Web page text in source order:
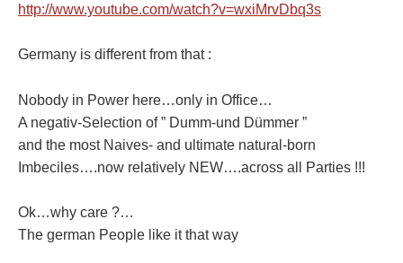
http://www.youtube.com/watch?v=wxiMrvDbq3s
Germany is different from that :
Nobody in Power here…only in Office…
A negativ-Selection of ” Dumm-und Dümmer ”
and the most Naives- and ultimate natural-born
Imbeciles….now relatively NEW….across all Parties !!!
Ok…why care ?…
The german People like it that way